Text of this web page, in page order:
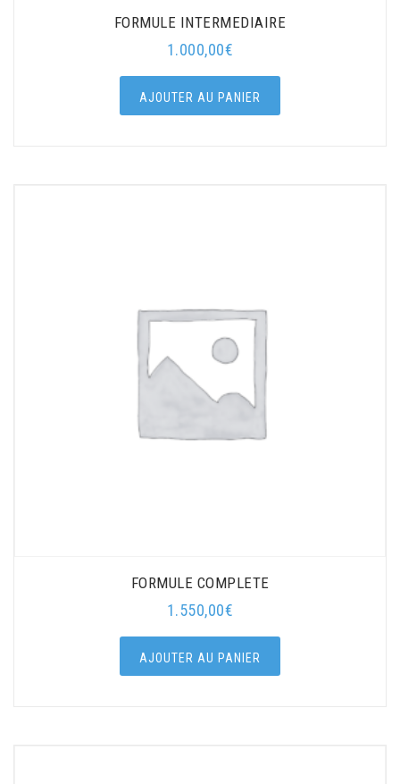
FORMULE INTERMEDIAIRE
1.000,00€
AJOUTER AU PANIER
FORMULE COMPLETE
1.550,00€
AJOUTER AU PANIER